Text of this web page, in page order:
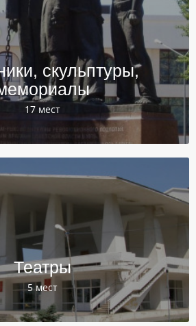
скульптуры,
17 мест
Театры
5 мест